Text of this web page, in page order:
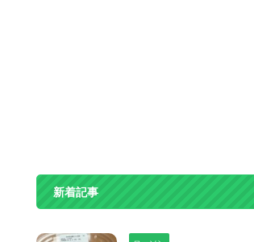
新着記事